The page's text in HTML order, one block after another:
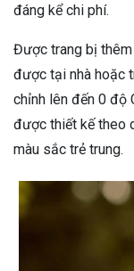
đáng kể chi phí.
Được trang bị thêm
được tại nhà hoặc
chỉnh lên đến 0 độ
được thiết kế theo
màu sắc trẻ trung.